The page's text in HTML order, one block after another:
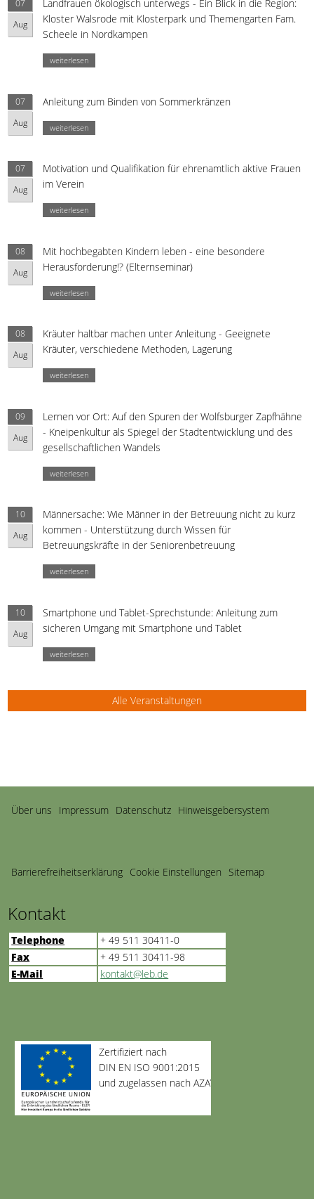
07
Aug
Landfrauen ökologisch unterwegs - Ein Blick in die Region:
Kloster Walsrode mit Klosterpark und Themengarten Fam.
Scheele in Nordkampen
weiterlesen
07
Aug
Anleitung zum Binden von Sommerkränzen
weiterlesen
07
Aug
Motivation und Qualifikation für ehrenamtlich aktive Frauen
im Verein
weiterlesen
08
Aug
Mit hochbegabten Kindern leben - eine besondere
Herausforderung!? (Elternseminar)
weiterlesen
08
Aug
Kräuter haltbar machen unter Anleitung - Geeignete
Kräuter, verschiedene Methoden, Lagerung
weiterlesen
09
Aug
Lernen vor Ort: Auf den Spuren der Wolfsburger Zapfhähne
- Kneipenkultur als Spiegel der Stadtentwicklung und des
gesellschaftlichen Wandels
weiterlesen
10
Aug
Männersache: Wie Männer in der Betreuung nicht zu kurz
kommen - Unterstützung durch Wissen für
Betreuungskräfte in der Seniorenbetreuung
weiterlesen
10
Aug
Smartphone und Tablet-Sprechstunde: Anleitung zum
sicheren Umgang mit Smartphone und Tablet
weiterlesen
Alle Veranstaltungen
Navigation
überspringen
Über uns Impressum Datenschutz Hinweisgebersystem
Barriere­freiheits­erklärung Cookie Einstellungen Sitemap
Kontakt
Telephone
+ 49 511 30411-0
Fax
+ 49 511 30411-98
E-Mail
kontakt@leb.de
Zertifiziert nach
DIN EN ISO 9001:2015
und zugelassen nach AZAV